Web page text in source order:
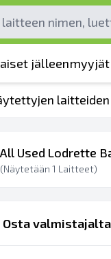
jälleenmyyjät
All Used Lodrette
(Näytetään 1 Laitteet)
Osta valmistajalta